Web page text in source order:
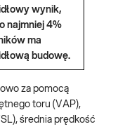
wynik,
najmniej 4%
ma
budowę.
za pomocą
toru (VAP),
średnia prędkość